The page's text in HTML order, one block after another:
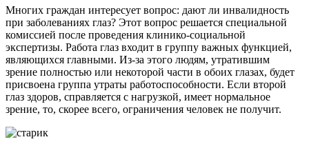
Многих граждан интересует вопрос: дают ли инвалидность
при заболеваниях глаз? Этот вопрос решается специальной
комиссией после проведения клинико-социальной
экспертизы. Работа глаз входит в группу важных функцией,
являющихся главными. Из-за этого людям, утратившим
зрение полностью или некоторой части в обоих глазах, будет
присвоена группа утраты работоспособности. Если второй
глаз здоров, справляется с нагрузкой, имеет нормальное
зрение, то, скорее всего, ограничения человек не получит.